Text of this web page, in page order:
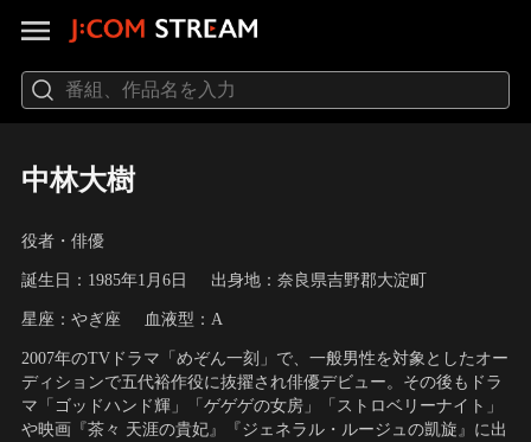
中林大樹
役者・俳優
誕生日：1985年1月6日 出身地：奈良県吉野郡大淀町
星座：やぎ座 血液型：A
2007年のTVドラマ「めぞん一刻」で、一般男性を対象としたオー
ディションで五代裕作役に抜擢され俳優デビュー。その後もドラ
マ「ゴッドハンド輝」「ゲゲゲの女房」「ストロベリーナイト」
や映画『茶々 天涯の貴妃』『ジェネラル・ルージュの凱旋』に出